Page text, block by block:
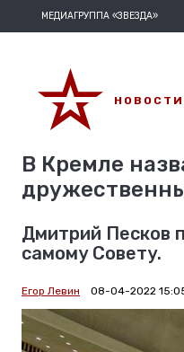
МЕДИАГРУППА «ЗВЕЗДА»
НОВОСТИ
В Кремле
Дмитрий Песков
самому Совету.
Егор Левин 08-04-2022